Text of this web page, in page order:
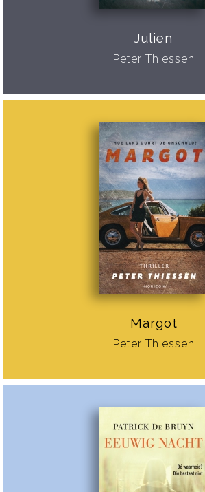
Julien
Peter Thiessen
Margot
Peter Thiessen